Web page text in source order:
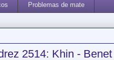
Problemas de mate
2514: Khin -